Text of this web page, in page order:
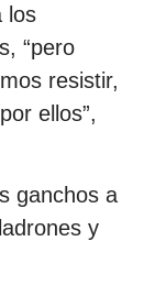
los
“pero
resistir,
ellos”,
ganchos a
y